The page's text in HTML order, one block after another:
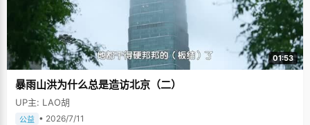
01:53
暴雨山洪为什么总是造访北京（二）
UP主: LAO胡
公益 • 2026/7/11